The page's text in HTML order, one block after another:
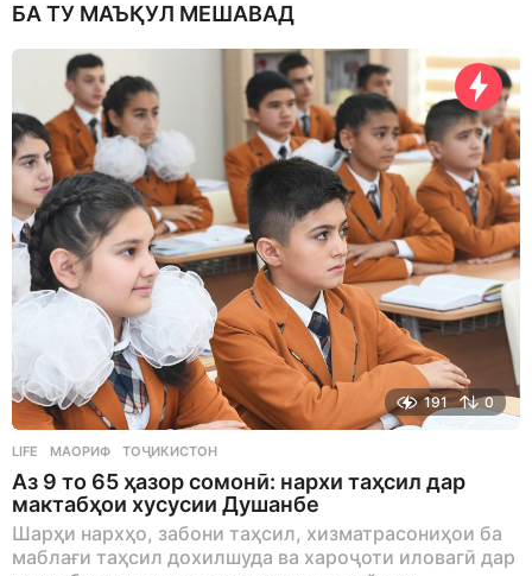
БА ТУ МАЪҚУЛ МЕШАВАД
191 0
LIFE МАОРИФ ,ТОҶИКИСТОН
Аз 9 то 65 ҳазор сомонӣ: нархи таҳсил дар
мактабҳои хусусии Душанбе
Шарҳи нархҳо, забони таҳсил, хизматрасониҳои ба
маблағи таҳсил дохилшуда ва хароҷоти иловагӣ дар